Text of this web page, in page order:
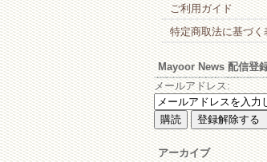
ご利用ガイド
特定商取法に基づく
Mayoor News 配信登
メールアドレス:
アーカイブ